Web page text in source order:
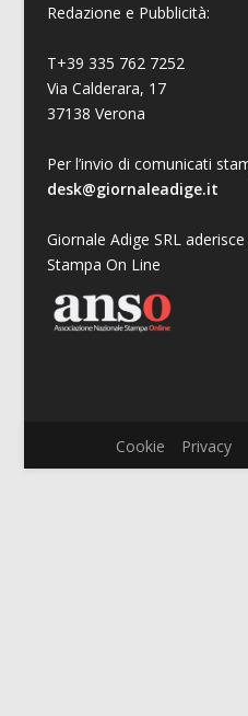
Redazione e Pubblicità:
T+39 335 762 7252
Via Calderara, 17
37138 Verona
Per l’invio di comunicati
desk@giornaleadige.it
Giornale Adige SRL
Stampa On Line
Cookie Privacy